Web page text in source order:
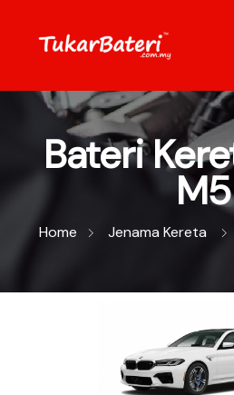
Bateri
M5
Home Jenama Kereta